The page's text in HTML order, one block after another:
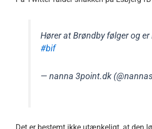
Hører at Brøndby følger og
#bif
— nanna 3point.dk
Det er bestemt ikke utænkeligt, at den